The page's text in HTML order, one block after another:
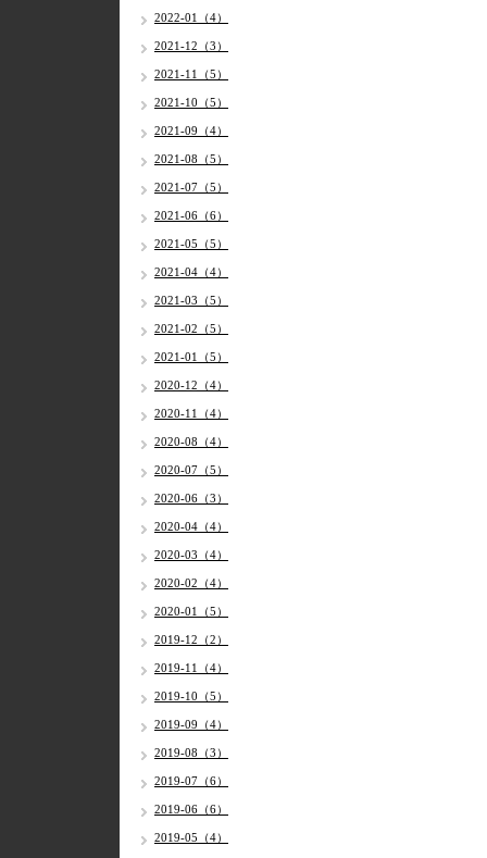
2022-01（4）
2021-12（3）
2021-11（5）
2021-10（5）
2021-09（4）
2021-08（5）
2021-07（5）
2021-06（6）
2021-05（5）
2021-04（4）
2021-03（5）
2021-02（5）
2021-01（5）
2020-12（4）
2020-11（4）
2020-08（4）
2020-07（5）
2020-06（3）
2020-04（4）
2020-03（4）
2020-02（4）
2020-01（5）
2019-12（2）
2019-11（4）
2019-10（5）
2019-09（4）
2019-08（3）
2019-07（6）
2019-06（6）
2019-05（4）